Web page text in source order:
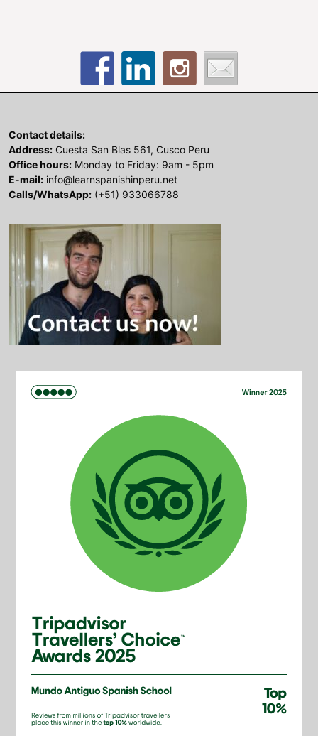
Contact details:
Address: Cuesta San Blas 561, Cusco Peru
Office hours: Monday to Friday: 9am - 5pm
E-mail: info@learnspanishinperu.net
Calls/WhatsApp: (+51) 933066788